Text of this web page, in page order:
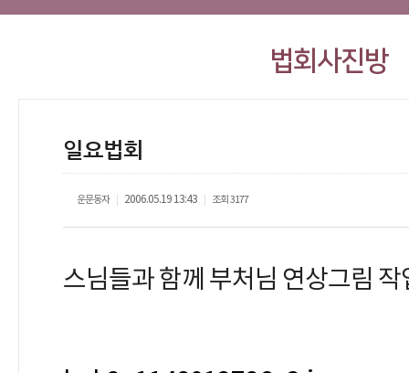
법회사진방
일요법회
운문동자 2006.05.19 13:43 조회 3177
스님들과 함께 부처님 연상그림 작